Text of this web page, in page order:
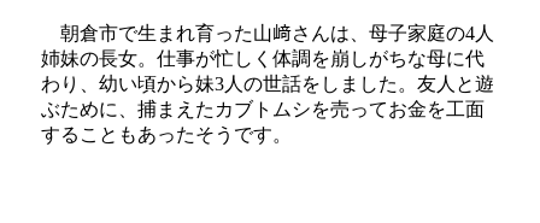
朝倉市で生まれ育った山﨑さんは、母子家庭の4人
姉妹の長女。仕事が忙しく体調を崩しがちな母に代
わり、幼い頃から妹3人の世話をしました。友人と遊
ぶために、捕まえたカブトムシを売ってお金を工面
することもあったそうです。